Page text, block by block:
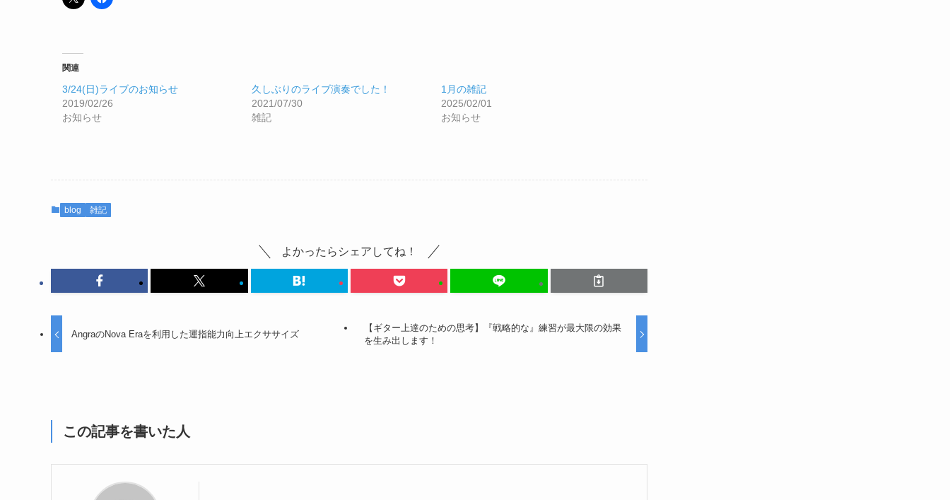
関連
3/24(日)ライブのお知らせ
2019/02/26
お知らせ
久しぶりのライブ演奏でした！
2021/07/30
雑記
1月の雑記
2025/02/01
お知らせ
blog 雑記
よかったらシェアしてね！
AngraのNova Eraを利用した運指能力向上エクササイズ
【ギター上達のための思考】『戦略的な』練習が最大限の効果
を生み出します！
この記事を書いた人